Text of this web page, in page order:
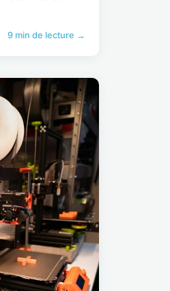
9 min de lecture →